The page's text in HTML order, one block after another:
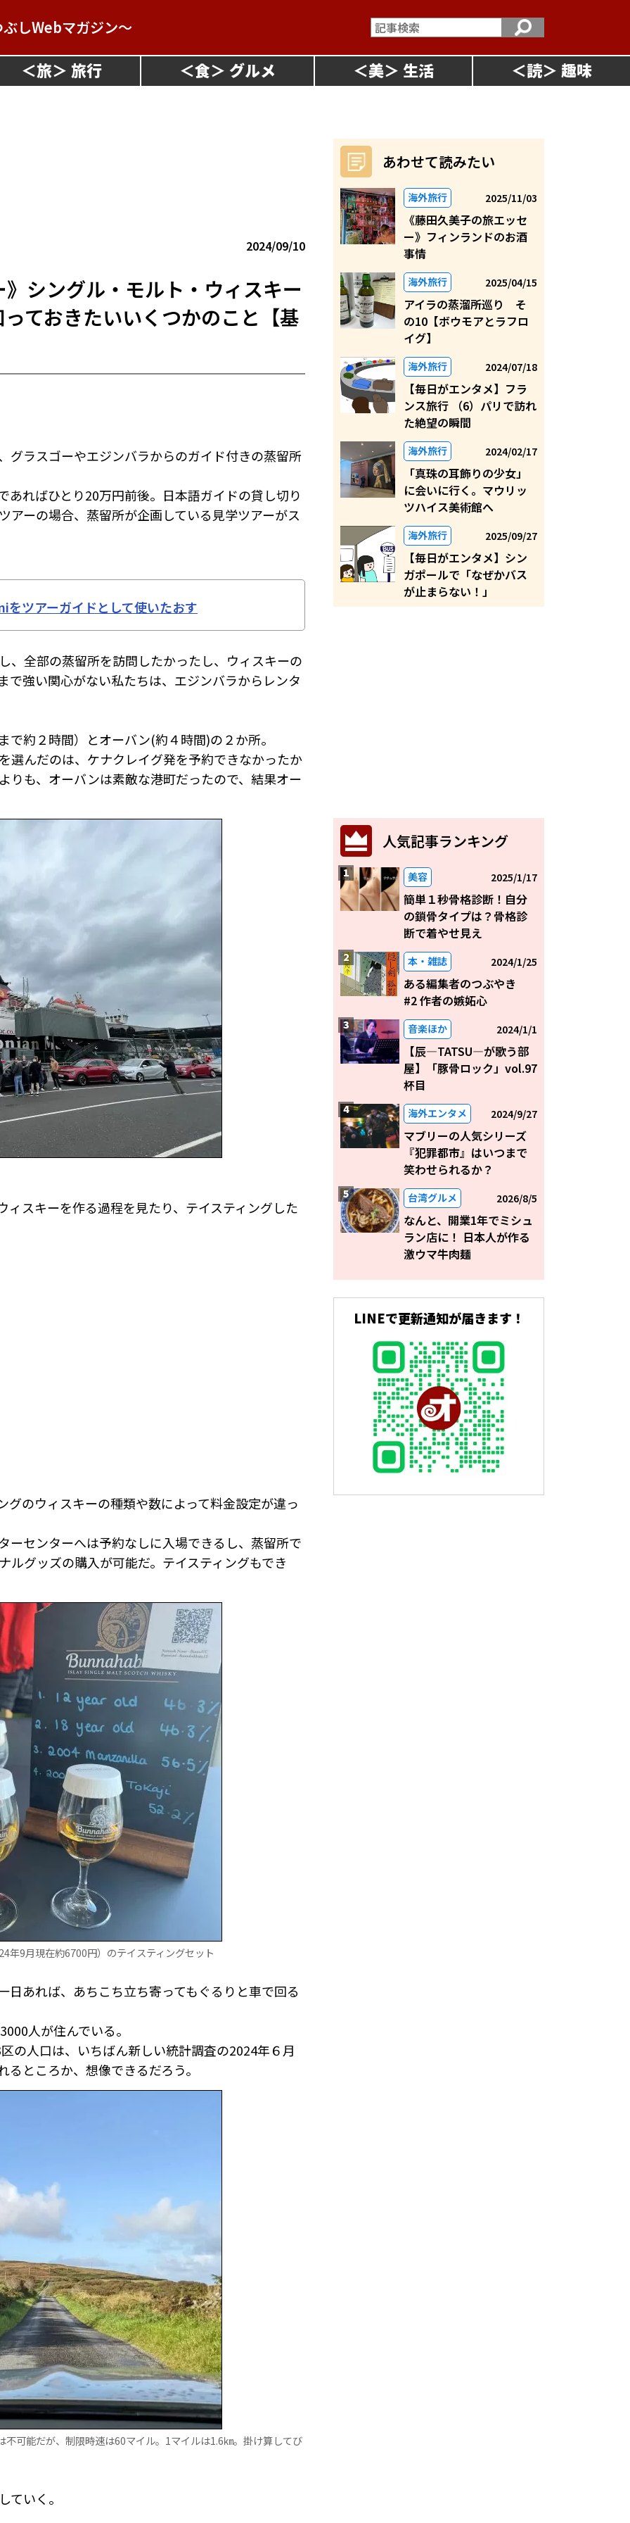
しWebマガジン～
＜旅＞ ＜食＞ ＜美＞ ＜読＞
2024/09/10
シングル・モルト・ウィスキー
ておきたいいくつかのこと【基
ラスゴーやエジンバラからのガイド付きの蒸留所
ればひとり20万円前後。日本語ガイドの貸し切り
アーの場合、蒸留所が企画している見学ツアーがス
ツアーガイドとして使いたおす
全部の蒸留所を訪問したかったし、ウィスキーの
で強い関心がない私たちは、エジンバラからレンタ
約２時間）とオーバン(約４時間)の２か所。
選んだのは、ケナクレイグ発を予約できなかったか
りも、オーバンは素敵な港町だったので、結果オー
スキーを作る過程を見たり、テイスティングした
のウィスキーの種類や数によって料金設定が違っ
センターへは予約なしに入場できるし、蒸留所で
ルグッズの購入が可能だ。テイスティングもでき
年9月現在約6700円）のテイスティングセット
あれば、あちこち立ち寄ってもぐるりと車で回る
人が住んでいる。
人口は、いちばん新しい統計調査の2024年６月
ところか、想像できるだろう。
可能だが、制限時速は60マイル。1マイルは1.6㎞。掛け算してび
ていく。
あわせて読みたい
海外旅行 2025/11/03
《藤田久美子の旅エッセ
ー》フィンランドのお酒
事情
海外旅行 2025/04/15
アイラの蒸溜所巡り そ
の10【ボウモアとラフロ
イグ】
海外旅行 2024/07/18
【毎日がエンタメ】フラ
ンス旅行 （6）パリで訪れ
た絶望の瞬間
海外旅行 2024/02/17
「真珠の耳飾りの少女」
に会いに行く。マウリッ
ツハイス美術館へ
海外旅行 2025/09/27
【毎日がエンタメ】シン
ガポールで「なぜかバス
が止まらない！」
人気記事ランキング
美容 2025/1/17
簡単１秒骨格診断！自分
の鎖骨タイプは？骨格診
断で着やせ見え
本・雑誌 2024/1/25
ある編集者のつぶやき
#2 作者の嫉妬心
音楽ほか 2024/1/1
【辰―TATSU―が歌う部
屋】「豚骨ロック」vol.97
杯目
海外エンタメ 2024/9/27
マブリーの人気シリーズ
『犯罪都市』はいつまで
笑わせられるか？
台湾グルメ 2026/8/5
なんと、開業1年でミシュ
ラン店に！ 日本人が作る
激ウマ牛肉麺
LINEで更新通知が届きます！